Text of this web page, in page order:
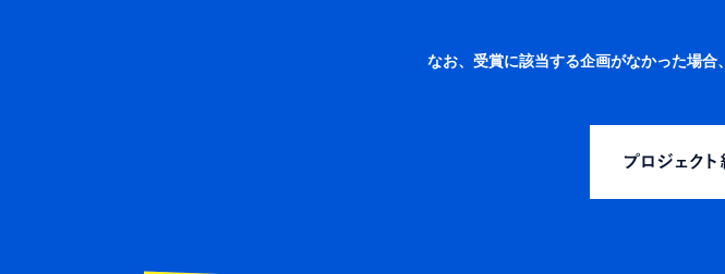
なお、受賞に該当する企画がなかった場合、